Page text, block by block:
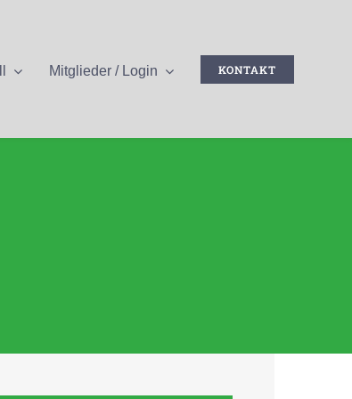
Mitglieder / Login KONTAKT